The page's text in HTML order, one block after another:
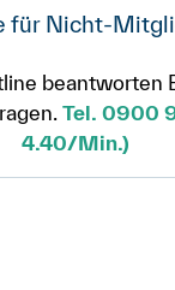
für Nicht-
beantworten
Tel. 0900
4.40/Min.)